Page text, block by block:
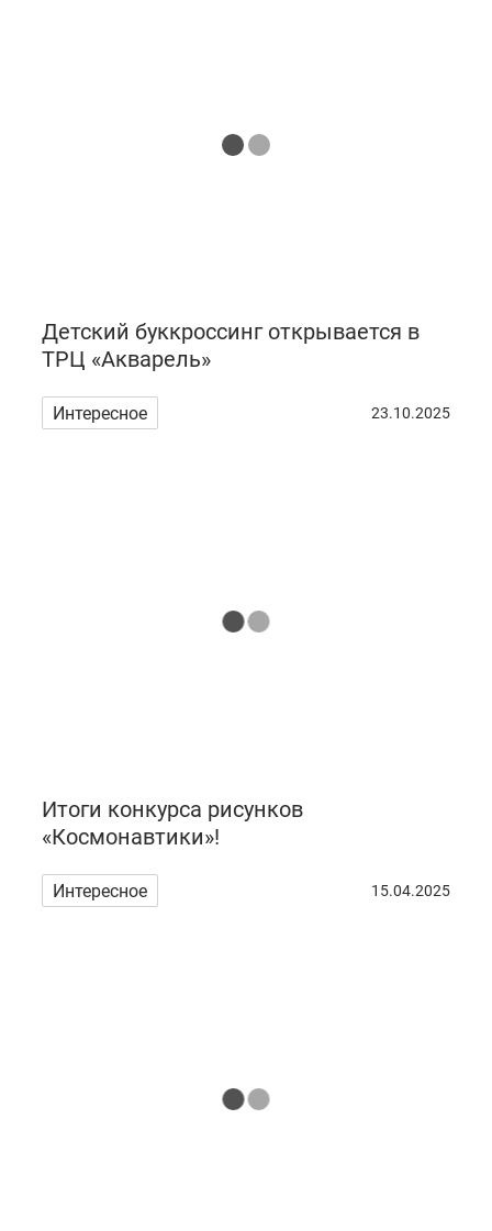
Детский буккроссинг открывается в
ТРЦ «Акварель»
Интересное 23.10.2025
Итоги конкурса рисунков
«Космонавтики»!
Интересное 15.04.2025